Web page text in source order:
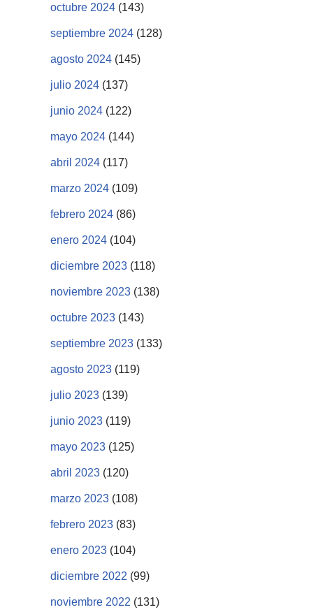
octubre 2024 (143)
septiembre 2024 (128)
agosto 2024 (145)
julio 2024 (137)
junio 2024 (122)
mayo 2024 (144)
abril 2024 (117)
marzo 2024 (109)
febrero 2024 (86)
enero 2024 (104)
diciembre 2023 (118)
noviembre 2023 (138)
octubre 2023 (143)
septiembre 2023 (133)
agosto 2023 (119)
julio 2023 (139)
junio 2023 (119)
mayo 2023 (125)
abril 2023 (120)
marzo 2023 (108)
febrero 2023 (83)
enero 2023 (104)
diciembre 2022 (99)
noviembre 2022 (131)